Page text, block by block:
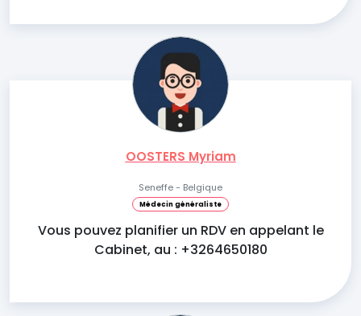
OOSTERS Myriam
Seneffe - Belgique
Médecin généraliste
Vous pouvez planifier un RDV en appelant le
Cabinet, au : +3264650180